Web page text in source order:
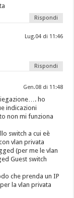
Rispondi
Lug.04 di 11:46
Rispondi
Gen.08 di 11:48
ho
indicazioni
non mi funziona
switch a cui eè
vlan privata
(per me le vlan
Guest switch
che prenda un IP
la vlan privata